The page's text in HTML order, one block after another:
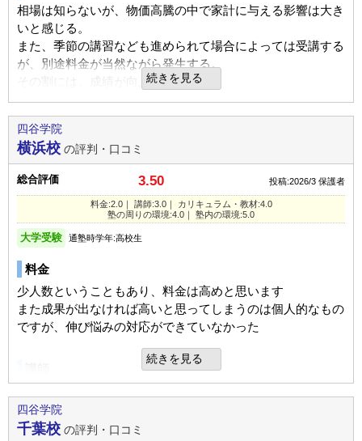
ので、それは良かったと思っている。
塾内の環境
建物的にけっこう古いので、それはまぁ仕方がないと思って
入塾理由
レベルが高くて、自宅からも通いやすく良い場所にあるから
そのようにした。
分かりやすく解説してもらったり、苦手な教科も丁寧に教え
宿題
少し多い気もしているが、子供自身も出来る範囲だと言って
いるので良いと思う。
遅くなったときなどは車で迎えに行ったり、時間があまりな
いときなどは送ったりもしている。
相場は知らないが、物価高騰の中で家計に与える影響は大き
いと感じる。
また、季節の講習なども進められて場合によっては受講する
が、別途料金が当然ながら発生する。
その割には、成績が向上していない。
講師
専任の講師ではないところが不安材料ではある。
本人は学んでいると感じてはいるが、対効果という点では不
満もある。
ただ、受験業界には素人なので、そうした情報が客観的に得
られる点は良いと思う。
教材は、個々の能力に応じて用意されているようである。
本人の意欲次第だとは感じるが、進んで受講している姿勢
は、教育費を払う側としては納得ができる。
商売だから致し方ないが、コスパを考えると良いとは言えな
塾の周りの環境
自宅から地下鉄一駅で、最寄りのターミナル駅に着く。そこ
から徒歩ですぐ。
続きを見る
四谷学院
横浜校 の評判・口コミ
総合評価 3.50 投稿:2026/3 保護者
料金:2.0｜ 講師:3.0｜ カリキュラム・教材:4.0
塾の周りの環境:4.0｜ 塾内の環境:5.0
大学受験 通塾時学年:高校生
料金
少人数ということもあり、料金は高めと思います
また成果が出なければ高いと思ってしまうのは個人的なもの
ですが、伸び悩みの対応ができていなかった
常に引き出してくれていた
しかし教科によっては先生の指導に差があるように感じた
続きを見る
四谷学院
千葉校 の評判・口コミ